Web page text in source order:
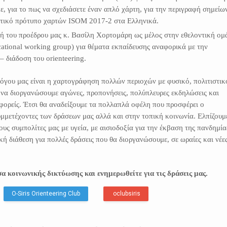
για το πως να σχεδιάσετε έναν απλό χάρτη, για την περιγραφή
πρότυπο χαρτών ISOM 2017-2 στα Ελληνικά.
του προέδρου μας κ. Βασίλη Χορτομάρη ως μέλος στην εθελοντική
working group) για θέματα εκπαίδευσης αναφορικά με την
διάδοση του orienteering.
μας είναι η χαρτογράφηση πολλών περιοχών με φυσικό,
διοργανώσουμε αγώνες, προπονήσεις, πολύπλευρες εκδηλώσεις και
Έτσι θα αναδείξουμε τα πολλαπλά οφέλη που προσφέρει ο
των δράσεων μας αλλά και στην τοπική κοινωνία.
συμπολίτες μας με υγεία, με αισιοδοξία για την έκβαση της
διάθεση για πολλές δράσεις που θα διοργανώσουμε, σε ωραίες και
δικτύωσης και ενημερωθείτε για τις δράσεις μας.
O-Siris Orienteering Club oclubsiris